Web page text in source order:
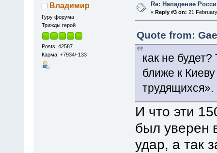
Владимир
Гуру форума
Трижды герой
Posts: 42587
Карма: +7934/-133
Re: Нападение
« Reply #3 on: 21
Quote from:
как не
ближе к
трудящихся».
И что эти
был уверен
удар, а так